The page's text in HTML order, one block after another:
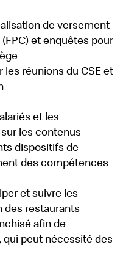
de versement
et enquêtes pour
réunions du CSE et
et les
les contenus
dispositifs de
des compétences
et suivre les
des restaurants
afin de
peut nécessité des